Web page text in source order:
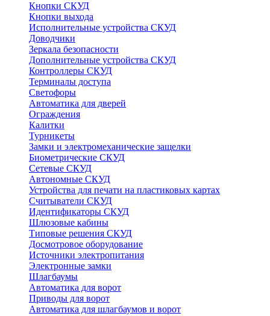
Кнопки СКУД
Кнопки выхода
Исполнительные устройства СКУД
Доводчики
Зеркала безопасности
Дополнительные устройства СКУД
Контроллеры СКУД
Терминалы доступа
Светофоры
Автоматика для дверей
Ограждения
Калитки
Турникеты
Замки и электромеханические защелки
Биометрические СКУД
Сетевые СКУД
Автономные СКУД
Устройства для печати на пластиковых картах
Считыватели СКУД
Идентификаторы СКУД
Шлюзовые кабины
Типовые решения СКУД
Досмотровое оборудование
Источники электропитания
Электронные замки
Шлагбаумы
Автоматика для ворот
Приводы для ворот
Автоматика для шлагбаумов и ворот